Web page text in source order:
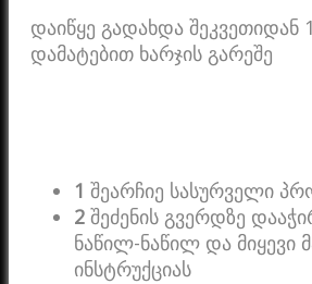
დაიწყე გადახდა შეკვეთიდან
დამატებით ხარჯის გარეშე
1 შეარჩიე სასურველი
2 შეძენის გვერდზე
ნაწილ-ნაწილ და მიყევი
ინსტრუქციას